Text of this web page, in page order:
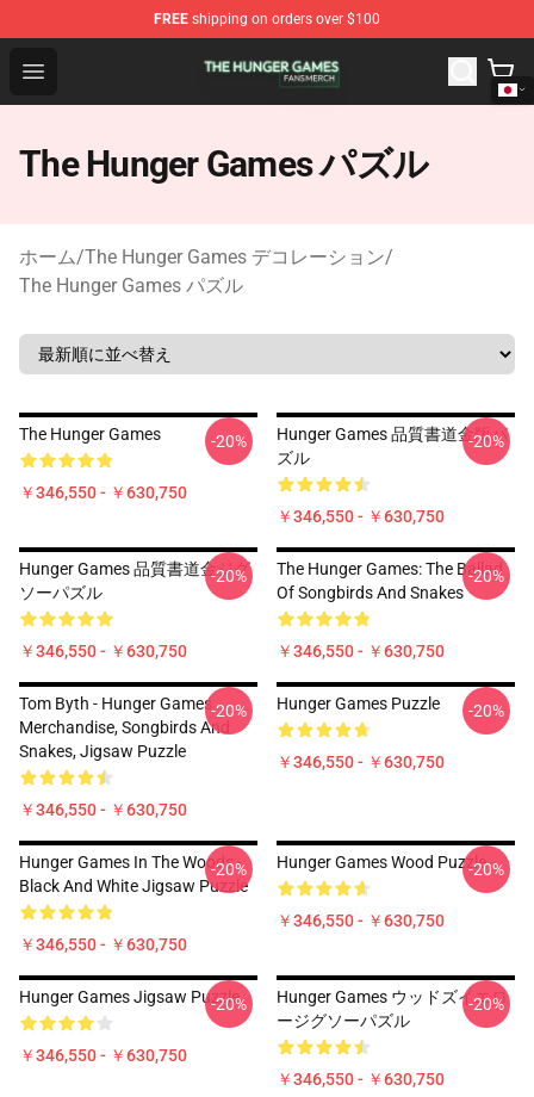
FREE shipping on orders over $100
Open menu
The Hunger Games Shop - Official The Hunger Games
The Hunger Games パズル
ホーム/The Hunger Games デコレーション/
The Hunger Games パズル
The Hunger Games
￥346,550 - ￥630,750
-20%
Hunger Games 品質書道金版パ
ズル
￥346,550 - ￥630,750
-20%
Hunger Games 品質書道金ジグ
ソーパズル
￥346,550 - ￥630,750
-20%
The Hunger Games: The Ballad
Of Songbirds And Snakes
￥346,550 - ￥630,750
-20%
Tom Byth - Hunger Games
Merchandise, Songbirds And
Snakes, Jigsaw Puzzle
￥346,550 - ￥630,750
-20% Hunger Games Puzzle
￥346,550 - ￥630,750
-20%
Hunger Games In The Woods -
Black And White Jigsaw Puzzle
￥346,550 - ￥630,750
-20% Hunger Games Wood Puzzle
￥346,550 - ￥630,750
-20%
Hunger Games Jigsaw Puzzle
￥346,550 - ￥630,750
-20%
Hunger Games ウッドズイエロ
ージグソーパズル
￥346,550 - ￥630,750
-20%